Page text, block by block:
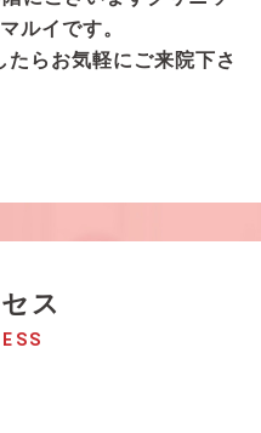
ルイです。
らお気軽にご来院下さ
ス